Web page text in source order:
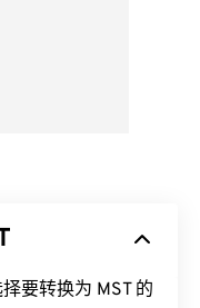
要转换为 MST 的